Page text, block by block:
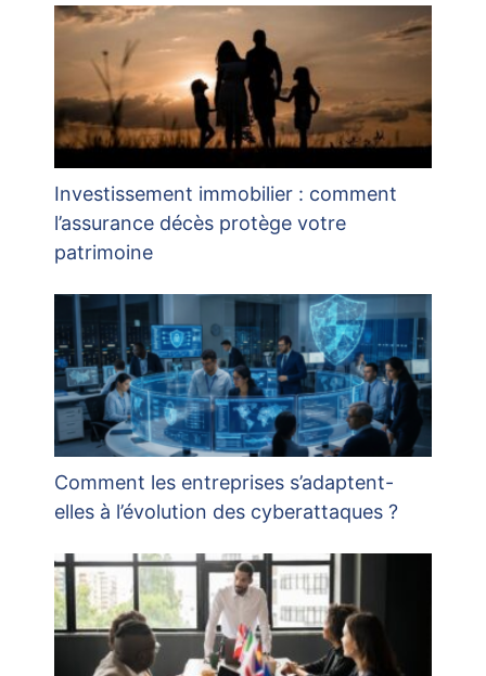
Investissement immobilier : comment
l’assurance décès protège votre
patrimoine
Comment les entreprises s’adaptent-
elles à l’évolution des cyberattaques ?